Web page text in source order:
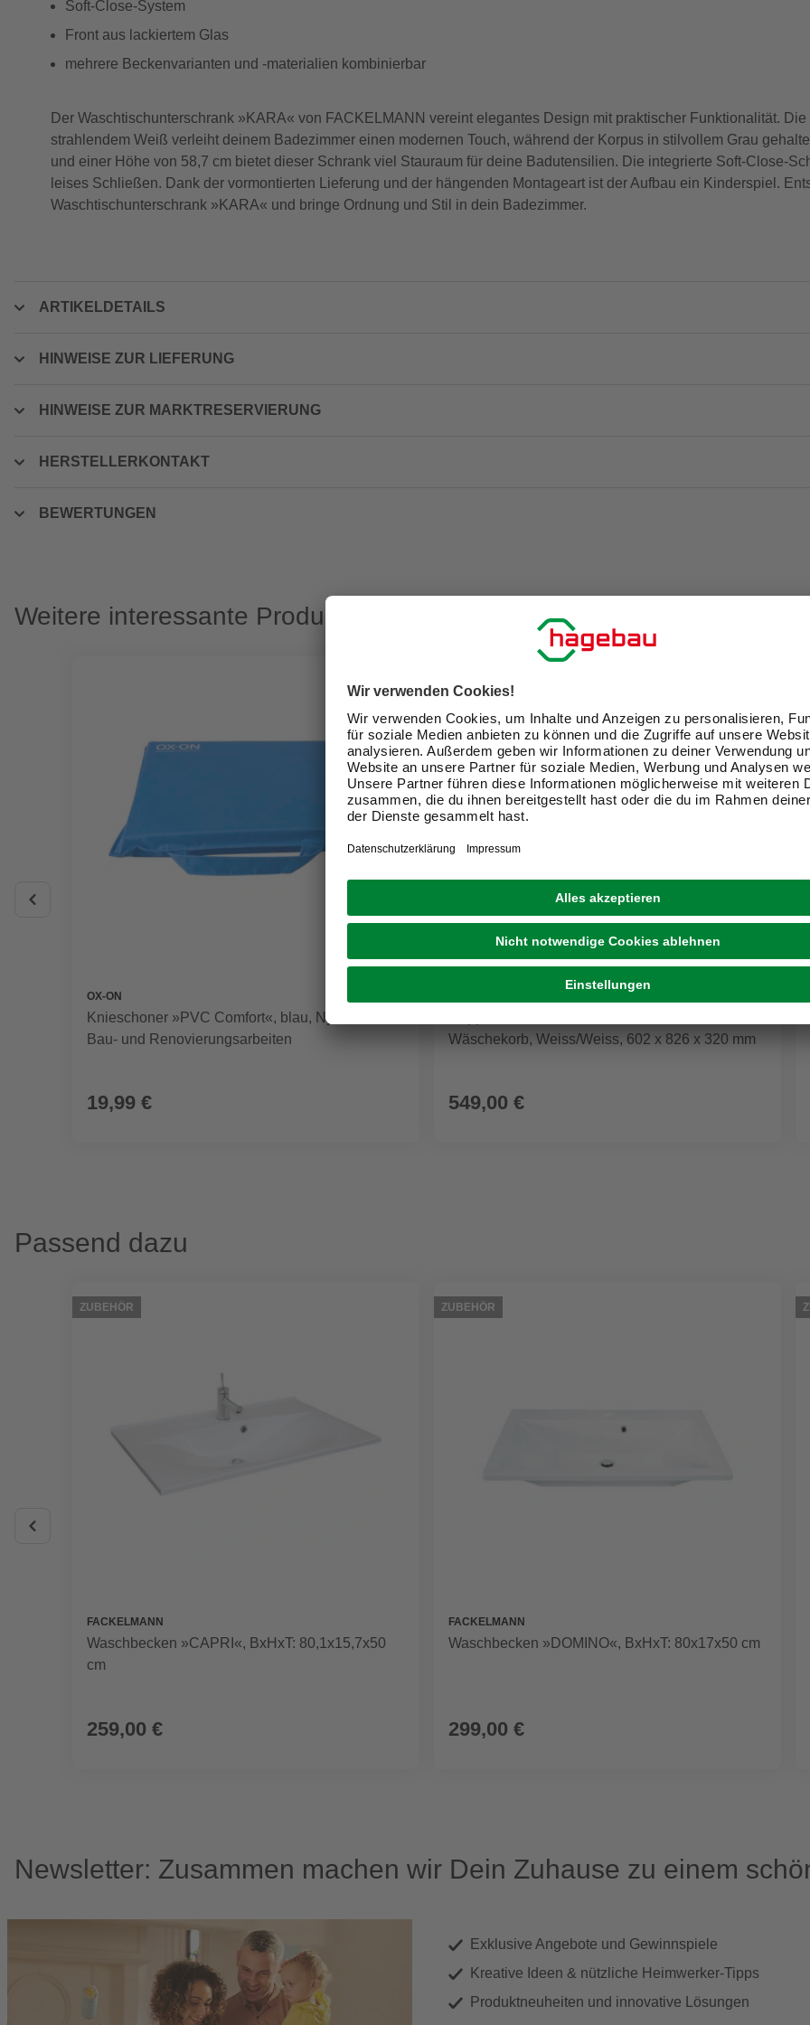
Soft-Close-System
Front aus lackiertem Glas
mehrere Beckenvarianten und -materialien kombinierbar
Der Waschtischunterschrank »KARA« von FACKELMANN vereint elegantes Design mit praktischer Funktionalität.
strahlendem Weiß verleiht deinem Badezimmer einen modernen Touch, während der Korpus in stilvollem Grau
und einer Höhe von 58,7 cm bietet dieser Schrank viel Stauraum für deine Badutensilien. Die integrierte Soft-Close-
leises Schließen. Dank der vormontierten Lieferung und der hängenden Montageart ist der Aufbau ein Kinderspiel.
Waschtischunterschrank »KARA« und bringe Ordnung und Stil in dein Badezimmer.
ARTIKELDETAILS
HINWEISE ZUR LIEFERUNG
HINWEISE ZUR MARKTRESERVIERUNG
HERSTELLERKONTAKT
BEWERTUNGEN
Weitere interessante Produkte
OX-ON
Knieschoner »PVC Comfort«, blau, Nylon, für
Bau- und Renovierungsarbeiten
19,99 €
Wäschekorb, Weiss/Weiss, 602 x 826 x 320 mm
549,00 €
Passend dazu
ZUBEHÖR
FACKELMANN
Waschbecken »CAPRI«, BxHxT: 80,1x15,7x50
cm
259,00 €
ZUBEHÖR
FACKELMANN
Waschbecken »DOMINO«, BxHxT: 80x17x50 cm
299,00 €
Newsletter: Zusammen machen wir Dein Zuhause zu einem
Exklusive Angebote und Gewinnspiele
Kreative Ideen & nützliche Heimwerker-Tipps
Produktneuheiten und innovative Lösungen